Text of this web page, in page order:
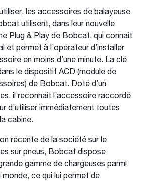
les accessoires de balayeuse
utilisent, dans leur nouvelle
Plug & Play de Bobcat, qui connaît
et permet à l’opérateur d’installer
en moins d’une minute. La clé
le dispositif ACD (module de
de Bobcat. Doté d’un
il reconnaît l’accessoire raccordé
d’utiliser immédiatement toutes
cabine.
récente de la société sur le
sur pneus, Bobcat dispose
gamme de chargeuses parmi
ce qui lui permet de